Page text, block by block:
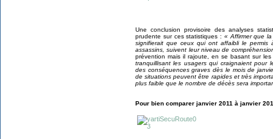
Une conclusion provisoire des analyses
prudente sur ces statistiques : « Affirmer que
signifierait que ceux qui ont affaibli le
assassins, suivent leur niveau de
prévention mais il rajoute, en se basant sur
tranquillisant les usagers qui craignaient pour
des conséquences graves dès le mois de
de situations peuvent être rapides et très
plus faible que le nombre de décès sera
Pour bien comparer janvier 2011 à janvier